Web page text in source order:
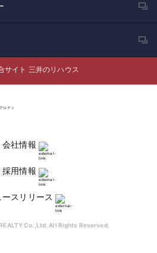
サイト 三井のリハウス
会社情報
採用情報
ースリリース
Co.,Ltd. All Rights Reserved.